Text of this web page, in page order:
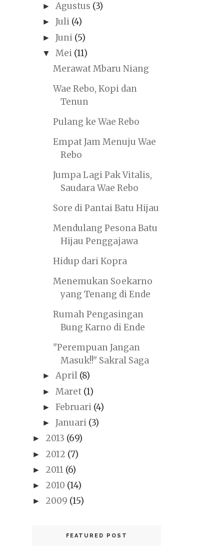
►Agustus (3)
► Juli (4)
►Juni (5)
▼ Mei (11)
Merawat Mbaru Niang
Wae Rebo, Kopi dan
Tenun
Pulang ke Wae Rebo
Empat Jam Menuju Wae
Rebo
Jumpa Lagi Pak Vitalis,
Saudara Wae Rebo
Sore di Pantai Batu Hijau
Mendulang Pesona Batu
Hijau Penggajawa
Hidup dari Kopra
Menemukan Soekarno
yang Tenang di Ende
Rumah Pengasingan
Bung Karno di Ende
"Perempuan Jangan
Masuk!!" Sakral Saga
►April (8)
► Maret (1)
►Februari (4)
►Januari (3)
► 2013 (69)
► 2012 (7)
► 2011 (6)
► 2010 (14)
► 2009 (15)
FEATURED POST